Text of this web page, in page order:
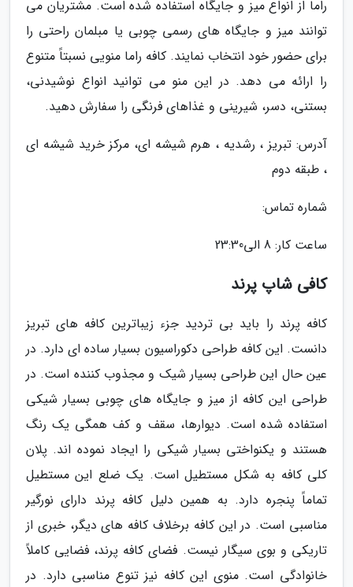
راما از انواع میز و جایگاه استفاده شده است. مشتریان می
توانند میز و جایگاه های رسمی چوبی یا مبلمان راحتی را
برای حضور خود انتخاب نمایند. کافه راما منویی نسبتاً متنوع
را ارائه می دهد. در این منو می توانید انواع نوشیدنی،
بستنی، دسر، شیرینی و غذاهای فرنگی را سفارش دهید.
آدرس: تبریز ، رشدیه ، هرم شیشه ای، مرکز خرید شیشه ای
، طبقه دوم
شماره تماس:
ساعت کار: 8 الى23:30
کافی شاپ پرند
کافه پرند را باید بی تردید جزء زیباترین کافه های تبریز
دانست. این کافه طراحی دکوراسیون بسیار ساده ای دارد. در
عین حال این طراحی بسیار شیک و مجذوب کننده است. در
طراحی این کافه از میز و جایگاه های چوبی بسیار شیکی
استفاده شده است. دیوارها، سقف و کف همگی یک رنگ
هستند و یکنواختی بسیار شیکی را ایجاد نموده اند. پلان
کلی کافه به شکل مستطیل است. یک ضلع این مستطیل
تماماً پنجره دارد. به همین دلیل کافه پرند دارای نورگیر
مناسبی است. در این کافه برخلاف کافه های دیگر، خبری از
تاریکی و بوی سیگار نیست. فضای کافه پرند، فضایی کاملاً
خانوادگی است. منوی این کافه نیز تنوع مناسبی دارد. در